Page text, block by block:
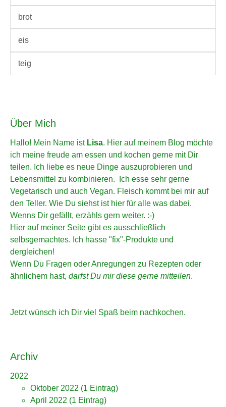
brot
eis
teig
Über Mich
Hallo! Mein Name ist Lisa. Hier auf meinem Blog möchte
ich meine freude am essen und kochen gerne mit Dir
teilen. Ich liebe es neue Dinge auszuprobieren und
Lebensmittel zu kombinieren. Ich esse sehr gerne
Vegetarisch und auch Vegan. Fleisch kommt bei mir auf
den Teller. Wie Du siehst ist hier für alle was dabei.
Wenns Dir gefällt, erzähls gern weiter. :-)
Hier auf meiner Seite gibt es ausschließlich
selbsgemachtes. Ich hasse "fix"-Produkte und
dergleichen!
Wenn Du Fragen oder Anregungen zu Rezepten oder
ähnlichem hast, darfst Du mir diese gerne mitteilen.
Jetzt wünsch ich Dir viel Spaß beim nachkochen.
Archiv
2022
Oktober 2022 (1 Eintrag)
April 2022 (1 Eintrag)